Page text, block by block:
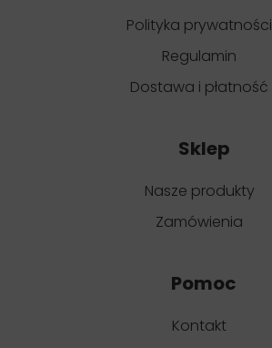
Polityka prywatności
Regulamin
Dostawa i płatność
Sklep
Nasze produkty
Zamówienia
Pomoc
Kontakt